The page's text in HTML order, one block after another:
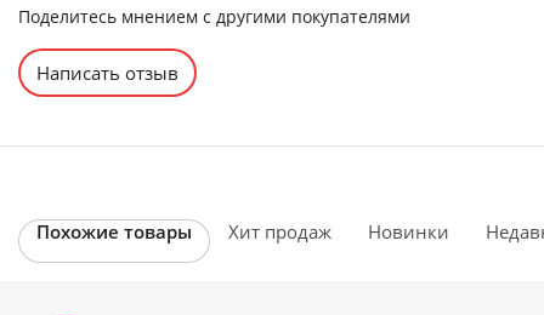
Поделитесь мнением с другими покупателями
Написать отзыв
Похожие товары Хит продаж Новинки